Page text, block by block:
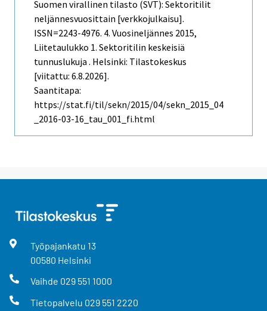
Suomen virallinen tilasto (SVT): Sektoritilit
neljännesvuosittain [verkkojulkaisu].
ISSN=2243-4976. 4. Vuosineljännes 2015,
Liitetaulukko 1. Sektoritilin keskeisiä
tunnuslukuja . Helsinki: Tilastokeskus
[viitattu: 6.8.2026].
Saantitapa:
https://stat.fi/til/sekn/2015/04/sekn_2015_04
_2016-03-16_tau_001_fi.html
Työpajankatu 13
00580 Helsinki
Vaihde 029 551 1000
Tietopalvelu 029 551 2220